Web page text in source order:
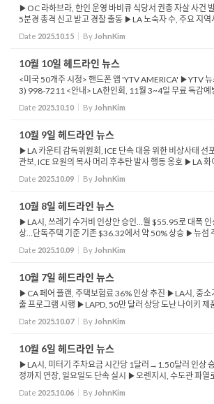
▶OC 라하브라, 한인 운영 바비큐 식당서 권총 자살 사건
5분경 총격 신고 받고 경찰 출동 ▶LA 노숙자 수, 주요 지
연구소> ▶LA 일부 혼잡 지역 통행료 검토… 20년간 '95억
Date 2025.10.15 By JohnKim
10월 10일 헤드라인 뉴스
<미국 50개주 시청> 핸드폰 앱 'YTV AMERICA' ▶YTV
3) 998-7211 <안내> LA한인회, 11월 3~4일 무료 독감
0700 ▶뉴섬 주지사, 페어 플랜 대대적 개혁 법안 서명
LA 인근 ...
Date 2025.10.10 By JohnKim
10월 9일 헤드라인 뉴스
▶LA 카운티 감독위원회, ICE 단속 대응 위한 비상사태
관보, ICE 요원의 목사 머리 후추탄 발사 행동 옹호 ▶LA 화
요원 의료 간섭 논란 ▶의사들 “환자 치료와 개인정보 보호
Date 2025.10.09 By JohnKim
10월 8일 헤드라인 뉴스
▶LA시, 쓰레기 수거비 인상안 승인…월 $55.95로 대폭
상…단독주택 기준 기존 $36.32에서 약 50% 상승 ▶뉴섬
고·스토브 필수 설치 법안 서명 ▶LA올림픽, 야구·소프트볼·
Date 2025.10.09 By JohnKim
10월 7일 헤드라인 뉴스
▶CA 페어 플랜, 주택보험료 36% 인상 추진 ▶LA시, 중소
출 프로그램 시행 ▶LAPD, 50만 달러 상당 도난 나이키
체 ‘쿨킥스LA’ 연루 정황 포착 ▶CA 주지사, ‘시끄러운 광고
Date 2025.10.07 By JohnKim
10월 6일 헤드라인 뉴스
▶LA시, 미터기 주차요금 시간당 1달러→1.50달러 인상
정까지 연장, 일요일도 단속 실시 ▶오렌지시, 수도관 파열
주중까지 계속 ▶4일 발생한 수도관 파열로 도로·물 공급
...
Date 2025.10.06 By JohnKim